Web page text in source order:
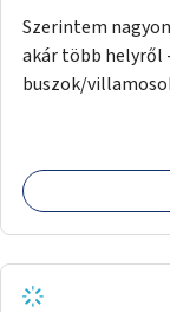
Szerintem
akár több helyről
buszok/